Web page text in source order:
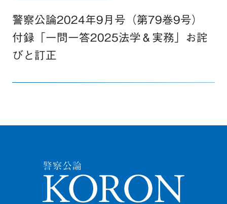
警察公論2024年9月号（第79巻9号）
付録「一問一答2025法学＆実務」お詫
びと訂正